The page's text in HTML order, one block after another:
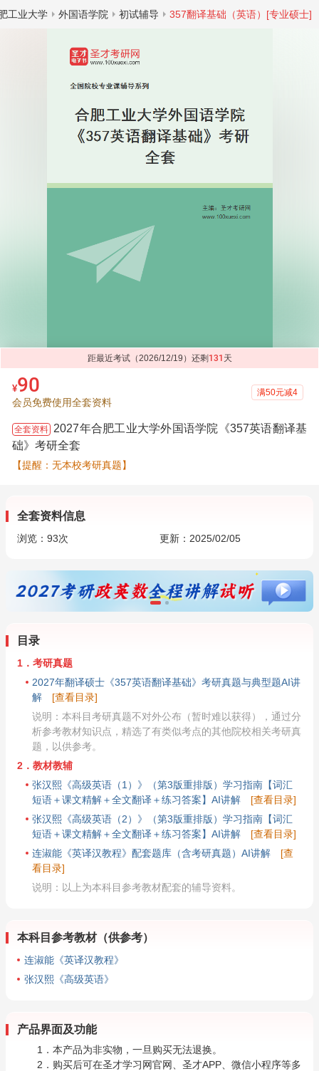
工业大学 外国语学院 初试辅导 357翻译基础（英语）[专业硕士]
距最近考试（2026/12/19）还剩 131 天
¥90
会员免费使用全套资料
满50元减4
全套资料 2027年合肥工业大学外国语学院《357英语翻译基
础》考研全套
【提醒：无本校考研真题】
全套资料信息
浏览： 93次 更新：2025/02/05
目录
1．考研真题
2027年翻译硕士《357英语翻译基础》考研真题与典型题AI讲
解
[查看目录]
说明：本科目考研真题不对外公布（暂时难以获得），通过分
析参考教材知识点，精选了有类似考点的其他院校相关考研真
题，以供参考。
2．教材教辅
张汉熙《高级英语（1）》（第3版重排版）学习指南【词汇
短语＋课文精解＋全文翻译＋练习答案】AI讲解
[查看目录]
张汉熙《高级英语（2）》（第3版重排版）学习指南【词汇
短语＋课文精解＋全文翻译＋练习答案】AI讲解
[查看目录]
连淑能《英译汉教程》配套题库（含考研真题）AI讲解
[查
看目录]
说明：以上为本科目参考教材配套的辅导资料。
本科目参考教材（供参考）
连淑能《英译汉教程》
张汉熙《高级英语》
产品界面及功能
1．本产品为非实物，一旦购买无法退换。
2．购买后可在圣才学习网官网、圣才APP、微信小程序等多